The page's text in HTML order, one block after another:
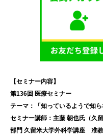
【セミナー内容】
第136回 医療セミナー
テーマ：「知っているようで知ら
セミナー講師：主藤 朝也氏（久
部門 久留米大学外科学講座 准